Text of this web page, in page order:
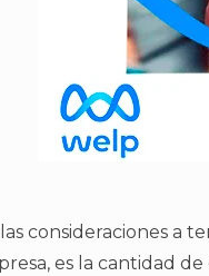
consideraciones a
es la cantidad